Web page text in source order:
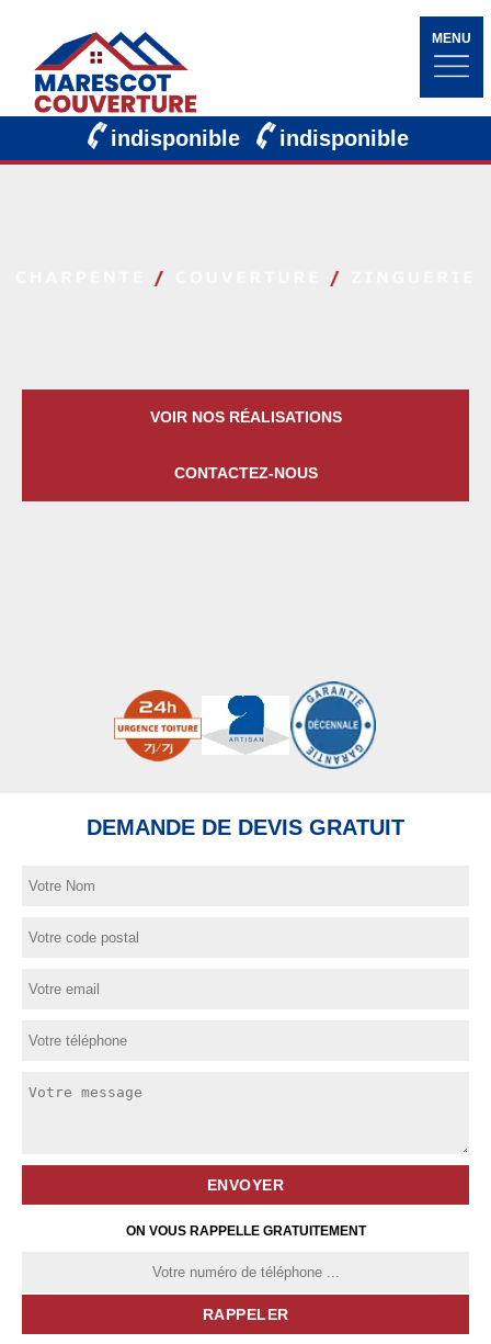
MENU
indisponible indisponible
VOIR NOS RÉALISATIONS
CONTACTEZ-NOUS
DEMANDE DE DEVIS GRATUIT
ON VOUS RAPPELLE GRATUITEMENT